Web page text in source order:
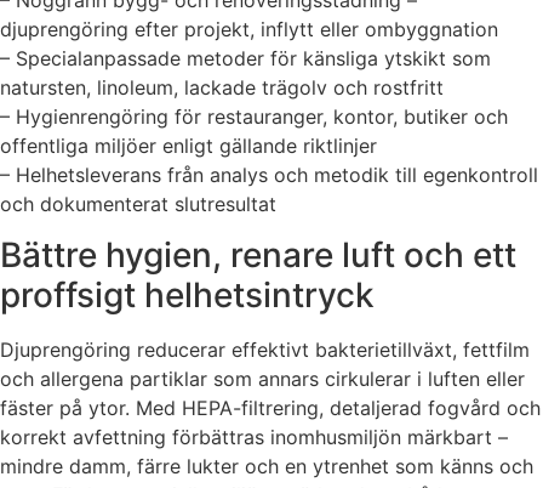
djuprengöring efter projekt, inflytt eller ombyggnation
– Specialanpassade metoder för känsliga ytskikt som
natursten, linoleum, lackade trägolv och rostfritt
– Hygienrengöring för restauranger, kontor, butiker och
offentliga miljöer enligt gällande riktlinjer
– Helhetsleverans från analys och metodik till egenkontroll
och dokumenterat slutresultat
Bättre hygien, renare luft och ett
proffsigt helhetsintryck
Djuprengöring reducerar effektivt bakterietillväxt, fettfilm
och allergena partiklar som annars cirkulerar i luften eller
fäster på ytor. Med HEPA-filtrering, detaljerad fogvård och
korrekt avfettning förbättras inomhusmiljön märkbart –
mindre damm, färre lukter och en ytrenhet som känns och